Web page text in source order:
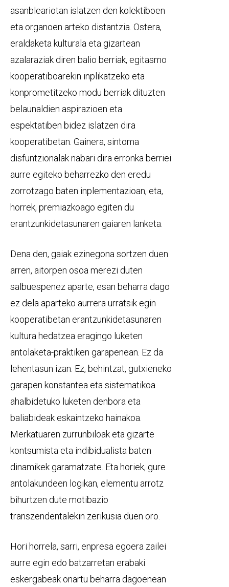
asanbleariotan islatzen den kolektiboen
eta organoen arteko distantzia. Ostera,
eraldaketa kulturala eta gizartean
azalaraziak diren balio berriak, egitasmo
kooperatiboarekin inplikatzeko eta
konprometitzeko modu berriak dituzten
belaunaldien aspirazioen eta
espektatiben bidez islatzen dira
kooperatibetan. Gainera, sintoma
disfuntzionalak nabari dira erronka berriei
aurre egiteko beharrezko den eredu
zorrotzago baten inplementazioan, eta,
horrek, premiazkoago egiten du
erantzunkidetasunaren gaiaren lanketa.
Dena den, gaiak ezinegona sortzen duen
arren, aitorpen osoa merezi duten
salbuespenez aparte, esan beharra dago
ez dela aparteko aurrera urratsik egin
kooperatibetan erantzunkidetasunaren
kultura hedatzea eragingo luketen
antolaketa-praktiken garapenean. Ez da
lehentasun izan. Ez, behintzat, gutxieneko
garapen konstantea eta sistematikoa
ahalbidetuko luketen denbora eta
baliabideak eskaintzeko hainakoa.
Merkatuaren zurrunbiloak eta gizarte
kontsumista eta indibidualista baten
dinamikek garamatzate. Eta horiek, gure
antolakundeen logikan, elementu arrotz
bihurtzen dute motibazio
transzendentalekin zerikusia duen oro.
Hori horrela, sarri, enpresa egoera zailei
aurre egin edo batzarretan erabaki
eskergabeak onartu beharra dagoenean